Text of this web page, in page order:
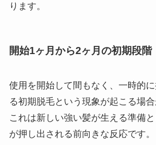
ります。
開始1ヶ月から2ヶ月の初期段階
使用を開始して間もなく、一時的に
る初期脱毛という現象が起こる場合
これは新しい強い髪が生える準備
が押し出される前向きな反応です。